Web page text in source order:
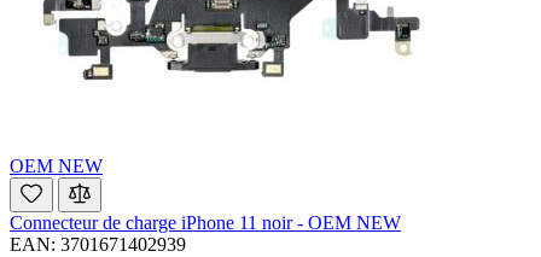
OEM NEW
Connecteur de charge iPhone 11 noir - OEM NEW
EAN: 3701671402939